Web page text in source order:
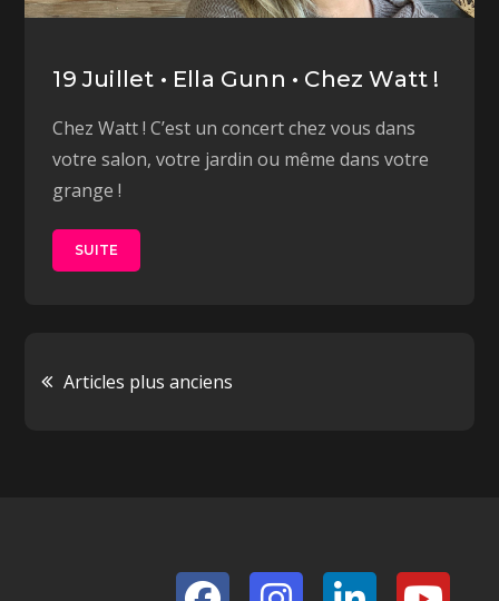
19 Juillet • Ella Gunn • Chez Watt !
Chez Watt ! C’est un concert chez vous dans
votre salon, votre jardin ou même dans votre
grange !
SUITE
Navigation
Articles plus anciens